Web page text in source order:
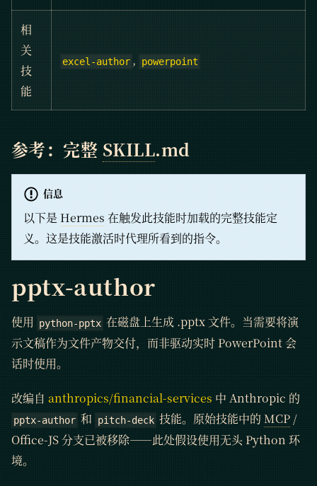
相
关
技
能
excel-author , powerpoint
参考：完整 SKILL.md
信息
以下是 Hermes 在触发此技能时加载的完整技能定
义。这是技能激活时代理所看到的指令。
pptx-author
使用 python-pptx 在磁盘上生成 .pptx 文件。当需要将演
示文稿作为文件产物交付，而非驱动实时 PowerPoint 会
话时使用。
改编自 anthropics/financial-services 中 Anthropic 的
pptx-author 和 pitch-deck 技能。原始技能中的 MCP/
Office-JS 分支已被移除——此处假设使用无头 Python 环
境。